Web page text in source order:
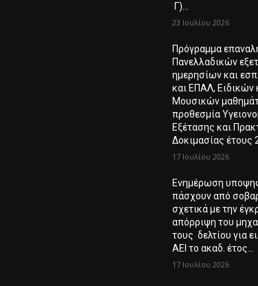
Γ)...
23 Ιουλίου 2026
Πρόγραμμα
Πανελλαδικών
ημερησίων και
και ΕΠΑΛ, Ειδικών
Μουσικών
προθεσμία
Εξέτασης και
Δοκιμασίας έτους
17 Ιουλίου 2026
Ενημέρωση
πάσχουν από
σχετικά με την
απόρριψη του
τους δελτίου για
ΑΕΙ το ακαδ. έτος...
17 Ιουλίου 2026